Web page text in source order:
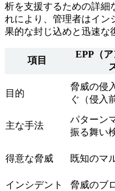
析を支援するための詳細
れにより、管理者はイン
果的な封じ込めと迅速な
項目
EPP（
目的
脅威の侵
ぐ（侵入
主な手法
パターン
振る舞い
得意な脅威 既知のマ
インシデント
脅威のブ